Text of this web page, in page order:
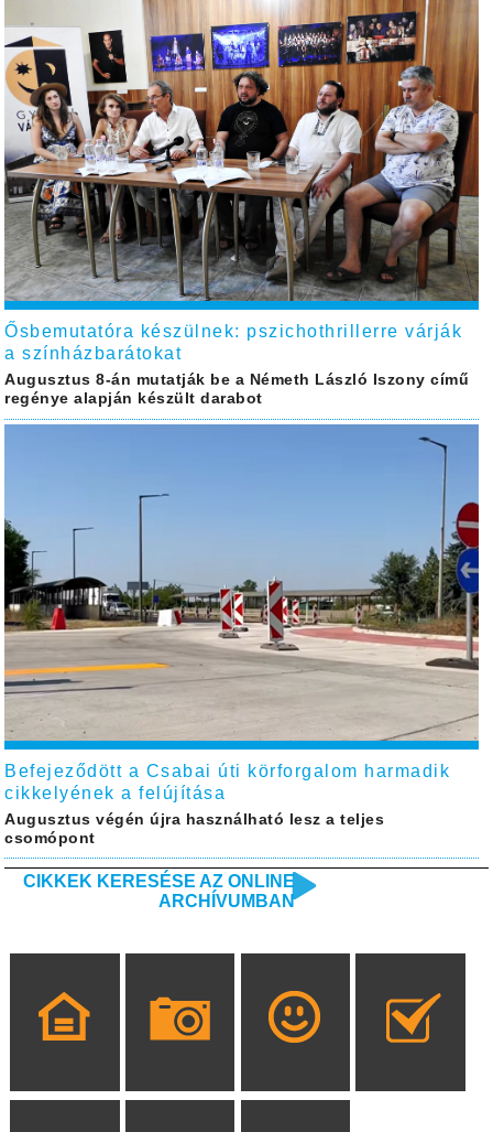
Ősbemutatóra készülnek: pszichothrillerre várják
a színházbarátokat
Augusztus 8-án mutatják be a Németh László Iszony című
regénye alapján készült darabot
Befejeződött a Csabai úti körforgalom harmadik
cikkelyének a felújítása
Augusztus végén újra használható lesz a teljes
csomópont
CIKKEK KERESÉSE AZ ONLINE
ARCHÍVUMBAN